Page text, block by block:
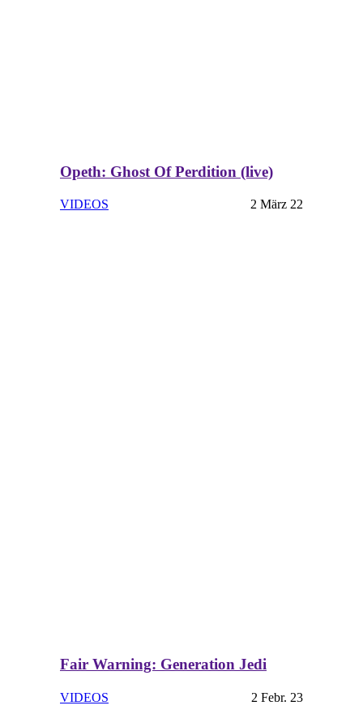
Opeth: Ghost Of Perdition (live)
VIDEOS 2 März 22
Fair Warning: Generation Jedi
VIDEOS 2 Febr. 23